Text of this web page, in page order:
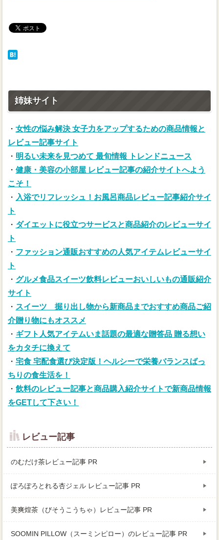
姉妹サイト
・ 女性の悩み解決 女子力をアップするための商品情報と
レビュー記事サイト
・ 明るい未来を見つめて 最旬情報 トレンドニュース
・ 健康・美容の小部屋 レビュー記事の紹介サイトへよう
こそ！
・ 入浴でリフレッシュ！お風呂商品レビュー記事紹介サイ
ト
・ ダイエットに役立つサービスと商品紹介のレビューサイ
ト
・ ファッション通販おすすめの人気アイテムレビューサイ
ト
・ グルメ食品スイーツ飲料レビューおいしいもの通販紹介
サイト
・ スイーツ 掘り出し物から新商品までおすすめ商品ご紹
介贈り物にもオススメ
・ ギフト人気アイテムいま話題の最適な贈答品 贈る想い
をカタチに換えて
・ 宅食 宅配食選び決定版！ヘルシーで栄養バランスばっ
ちりの食生活を！
・ 飲料のレビュー記事と商品購入紹介サイトで新商品情報
をGETして下さい！
レビュー記事
のむだけ茶レビュー記事 PR
ぽろぽろとれる杏ジェル レビュー記事 PR
美爽煌茶（びそうこうちゃ）レビュー記事 PR
SOOMIN PILLOW（スーミンピロー）のレビュー記事 PR